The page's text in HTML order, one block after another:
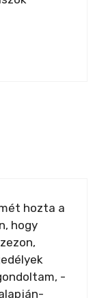
hozta a
hogy
-